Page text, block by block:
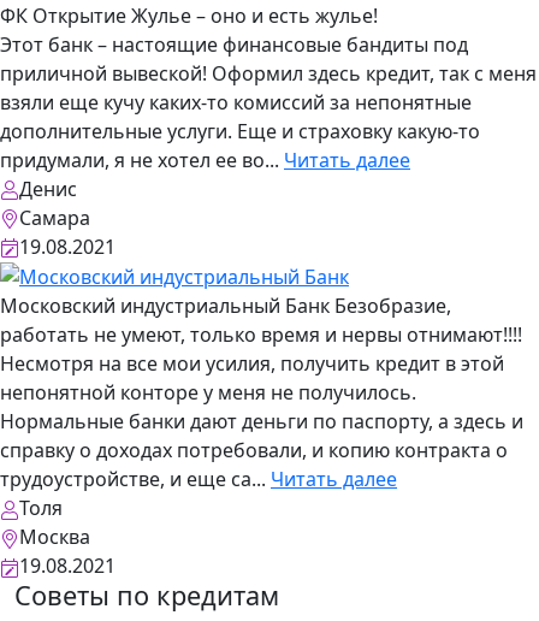
ФК ОткрытиеЖулье – оно и есть жулье!
Этот банк – настоящие финансовые бандиты под
приличной вывеской! Оформил здесь кредит, так с меня
взяли еще кучу каких-то комиссий за непонятные
дополнительные услуги. Еще и страховку какую-то
придумали, я не хотел ее во... Читать далее
Денис
Самара
19.08.2021
Московский индустриальный Банк Безобразие,
работать не умеют, только время и нервы отнимают!!!!
Несмотря на все мои усилия, получить кредит в этой
непонятной конторе у меня не получилось.
Нормальные банки дают деньги по паспорту, а здесь и
справку о доходах потребовали, и копию контракта о
трудоустройстве, и еще са... Читать далее
Толя
Москва
19.08.2021
Советы по кредитам